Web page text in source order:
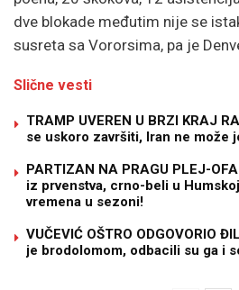
dve blokade međutim nije se
susreta sa Vororsima, pa je
Slične vesti
TRAMP UVEREN U BRZI KRAJ
se uskoro završiti, Iran ne može
PARTIZAN NA PRAGU PLEJ-
iz prvenstva, crno-beli u
vremena u sezoni!
VUČEVIĆ OŠTRO ODGOVORIO
je brodolomom, odbacili su ga i